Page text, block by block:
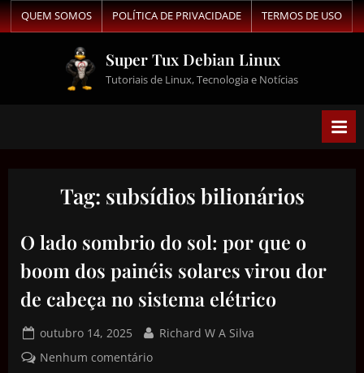
QUEM SOMOS POLÍTICA DE PRIVACIDADE TERMOS DE USO
Super Tux Debian Linux
Tutoriais de Linux, Tecnologia e Notícias
Tag: subsídios bilionários
O lado sombrio do sol: por que o
boom dos painéis solares virou dor
de cabeça no sistema elétrico
outubro 14, 2025
Richard W A Silva
Nenhum comentário